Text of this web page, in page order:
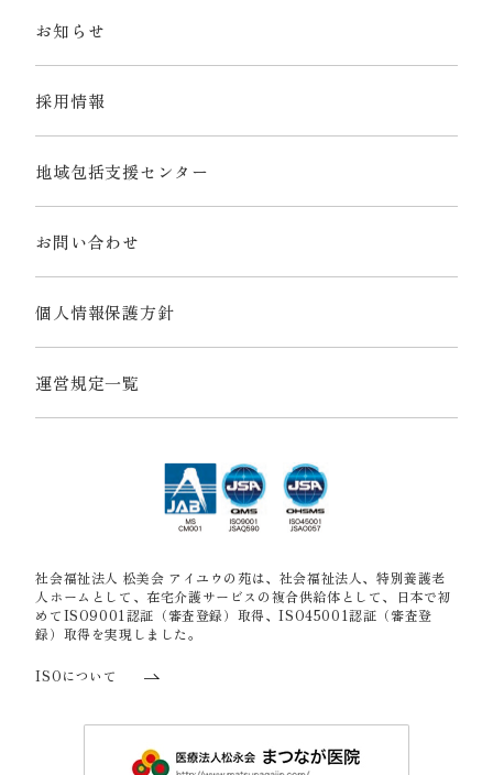
お知らせ
採用情報
地域包括支援センター
お問い合わせ
個人情報保護方針
運営規定一覧
社会福祉法人 松美会 アイユウの苑は、社会福祉法人、特別養護老
人ホームとして、在宅介護サービスの複合供給体として、日本で初
めてISO9001認証（審査登録）取得、ISO45001認証（審査登
録）取得を実現しました。
ISOについて